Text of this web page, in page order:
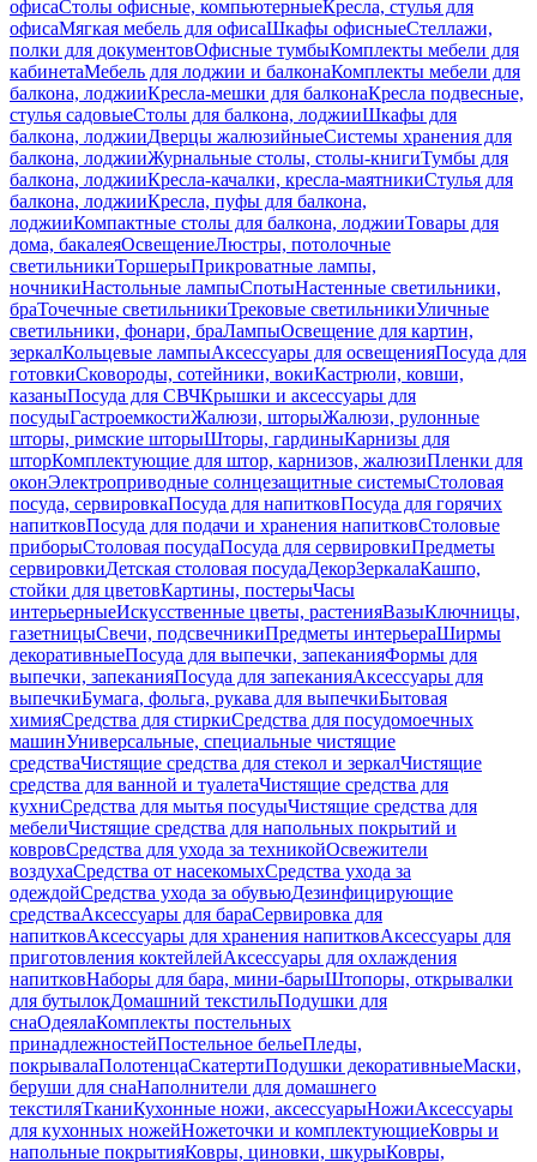
офисаСтолы офисные, компьютерныеКресла, стулья для
офисаМягкая мебель для офисаШкафы офисныеСтеллажи,
полки для документовОфисные тумбыКомплекты мебели для
кабинетаМебель для лоджии и балконаКомплекты мебели для
балкона, лоджииКресла-мешки для балконаКресла подвесные,
стулья садовыеСтолы для балкона, лоджииШкафы для
балкона, лоджииДверцы жалюзийныеСистемы хранения для
балкона, лоджииЖурнальные столы, столы-книгиТумбы для
балкона, лоджииКресла-качалки, кресла-маятникиСтулья для
балкона, лоджииКресла, пуфы для балкона,
лоджииКомпактные столы для балкона, лоджииТовары для
дома, бакалеяОсвещениеЛюстры, потолочные
светильникиТоршерыПрикроватные лампы,
ночникиНастольные лампыСпотыНастенные светильники,
браТочечные светильникиТрековые светильникиУличные
светильники, фонари, браЛампыОсвещение для картин,
зеркалКольцевые лампыАксессуары для освещенияПосуда для
готовкиСковороды, сотейники, вокиКастрюли, ковши,
казаныПосуда для СВЧКрышки и аксессуары для
посудыГастроемкостиЖалюзи, шторыЖалюзи, рулонные
шторы, римские шторыШторы, гардиныКарнизы для
шторКомплектующие для штор, карнизов, жалюзиПленки для
оконЭлектроприводные солнцезащитные системыСтоловая
посуда, сервировкаПосуда для напитковПосуда для горячих
напитковПосуда для подачи и хранения напитковСтоловые
приборыСтоловая посудаПосуда для сервировкиПредметы
сервировкиДетская столовая посудаДекорЗеркалаКашпо,
стойки для цветовКартины, постерыЧасы
интерьерныеИскусственные цветы, растенияВазыКлючницы,
газетницыСвечи, подсвечникиПредметы интерьераШирмы
декоративныеПосуда для выпечки, запеканияФормы для
выпечки, запеканияПосуда для запеканияАксессуары для
выпечкиБумага, фольга, рукава для выпечкиБытовая
химияСредства для стиркиСредства для посудомоечных
машинУниверсальные, специальные чистящие
средстваЧистящие средства для стекол и зеркалЧистящие
средства для ванной и туалетаЧистящие средства для
кухниСредства для мытья посудыЧистящие средства для
мебелиЧистящие средства для напольных покрытий и
ковровСредства для ухода за техникойОсвежители
воздухаСредства от насекомыхСредства ухода за
одеждойСредства ухода за обувьюДезинфицирующие
средстваАксессуары для бараСервировка для
напитковАксессуары для хранения напитковАксессуары для
приготовления коктейлейАксессуары для охлаждения
напитковНаборы для бара, мини-барыШтопоры, открывалки
для бутылокДомашний текстильПодушки для
снаОдеялаКомплекты постельных
принадлежностейПостельное бельеПледы,
покрывалаПолотенцаСкатертиПодушки декоративныеМаски,
беруши для снаНаполнители для домашнего
текстиляТканиКухонные ножи, аксессуарыНожиАксессуары
для кухонных ножейНожеточки и комплектующиеКовры и
напольные покрытияКовры, циновки, шкурыКовры,